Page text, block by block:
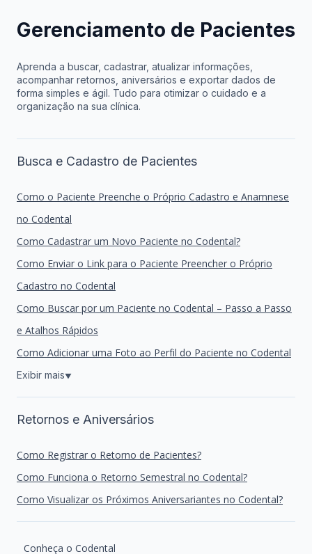
Gerenciamento de Pacientes
Aprenda a buscar, cadastrar, atualizar informações,
acompanhar retornos, aniversários e exportar dados de
forma simples e ágil. Tudo para otimizar o cuidado e a
organização na sua clínica.
Busca e Cadastro de Pacientes
Como o Paciente Preenche o Próprio Cadastro e Anamnese
no Codental
Como Cadastrar um Novo Paciente no Codental?
Como Enviar o Link para o Paciente Preencher o Próprio
Cadastro no Codental
Como Buscar por um Paciente no Codental – Passo a Passo
e Atalhos Rápidos
Como Adicionar uma Foto ao Perfil do Paciente no Codental
Exibir mais▼
Retornos e Aniversários
Como Registrar o Retorno de Pacientes?
Como Funciona o Retorno Semestral no Codental?
Como Visualizar os Próximos Aniversariantes no Codental?
Conheça o Codental